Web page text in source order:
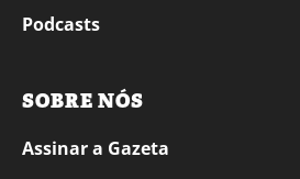
Podcasts
SOBRE NÓS
Assinar a Gazeta